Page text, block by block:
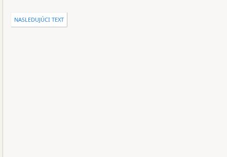
NASLEDUJÚCI TEXT